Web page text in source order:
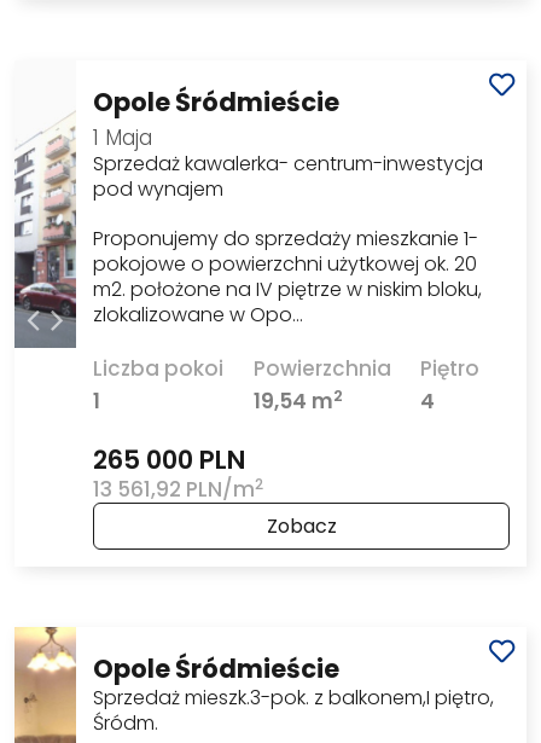
Opole Śródmieście
1 Maja
Sprzedaż kawalerka- centrum-inwestycja
pod wynajem
Proponujemy do sprzedaży mieszkanie 1-
pokojowe o powierzchni użytkowej ok. 20
m2. położone na IV piętrze w niskim bloku,
zlokalizowane w Opo…
Liczba pokoi
1
Powierzchnia
19,54 m2
Piętro
4
265 000 PLN
13 561,92 PLN/m2
Zobacz
Opole Śródmieście
Sprzedaż mieszk.3-pok. z balkonem,I piętro,
Śródm.